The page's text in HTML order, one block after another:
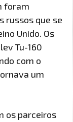
foram
russos que se
Unido. Os
Tu-160
com o
um
os parceiros